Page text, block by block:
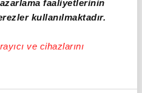
faaliyetlerinin
kullanılmaktadır.
ve cihazlarını
sizlere özel